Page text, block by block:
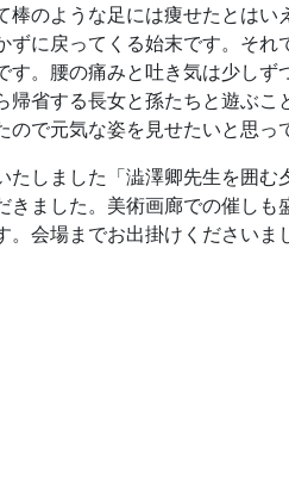
のような足には痩せたとはい
に戻ってくる始末です。それ
。腰の痛みと吐き気は少しず
省する長女と孫たちと遊ぶこ
で元気な姿を見せたいと思っ
しました「澁澤卿先生を囲む
ました。美術画廊での催しも
。会場までお出掛けくださいま